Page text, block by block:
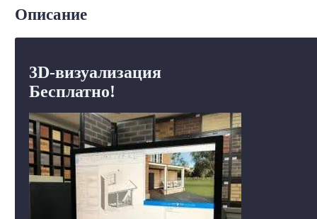
Описание
3D-визуализация
Бесплатно!